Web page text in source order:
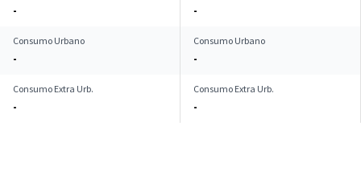
- -
Consumo Urbano
-
Consumo Urbano
-
Consumo Extra Urb.
-
Consumo Extra Urb.
-